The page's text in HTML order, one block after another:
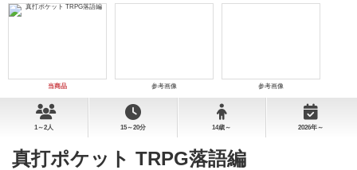
当商品 参考画像 参考画像
1～2人 15～20分 14歳～ 2026年～
真打ポケット TRPG落語編